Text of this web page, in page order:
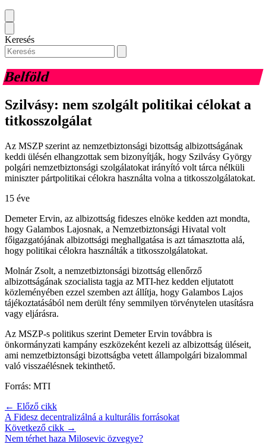
Keresés
Belföld
Szilvásy: nem szolgált politikai célokat a
titkosszolgálat
Az MSZP szerint az nemzetbiztonsági bizottság albizottságának
keddi ülésén elhangzottak sem bizonyítják, hogy Szilvásy György
polgári nemzetbiztonsági szolgálatokat irányító volt tárca nélküli
miniszter pártpolitikai célokra használta volna a titkosszolgálatokat.
15 éve
Demeter Ervin, az albizottság fideszes elnöke kedden azt mondta,
hogy Galambos Lajosnak, a Nemzetbiztonsági Hivatal volt
főigazgatójának albizottsági meghallgatása is azt támasztotta alá,
hogy politikai célokra használták a titkosszolgálatokat.
Molnár Zsolt, a nemzetbiztonsági bizottság ellenőrző
albizottságának szocialista tagja az MTI-hez kedden eljutatott
közleményében ezzel szemben azt állítja, hogy Galambos Lajos
tájékoztatásából nem derült fény semmilyen törvénytelen utasításra
vagy eljárásra.
Az MSZP-s politikus szerint Demeter Ervin továbbra is
önkormányzati kampány eszközeként kezeli az albizottság üléseit,
ami nemzetbiztonsági bizottságba vetett állampolgári bizalommal
való visszaélésnek tekinthető.
Forrás: MTI
← Előző cikk
A Fidesz decentralizálná a kulturális forrásokat
Következő cikk →
Nem térhet haza Milosevic özvegye?